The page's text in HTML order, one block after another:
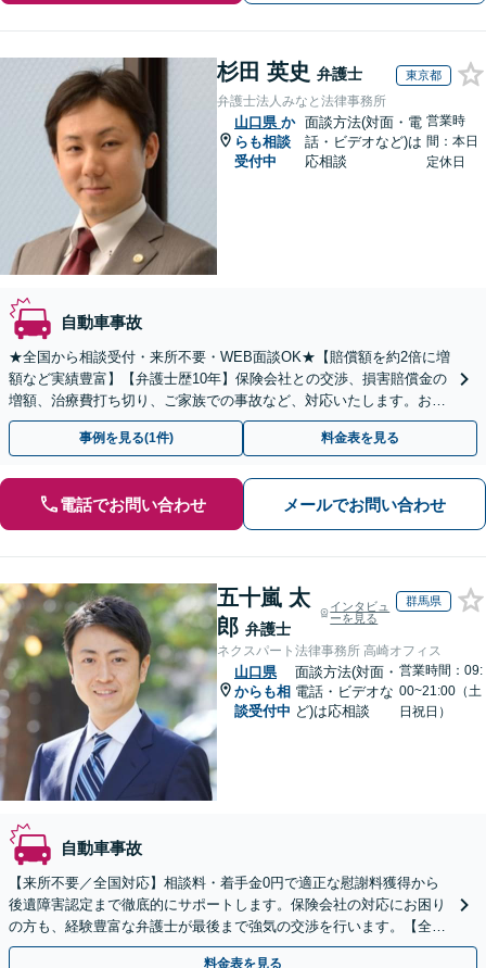
杉田 英史 弁護士 東京都
弁護士法人みなと法律事務所
山口県 か
らも相談
受付中
面談方法(対面・電
話・ビデオなど)は
応相談
営業時
間：本日
定休日
自動車事故
★全国から相談受付・来所不要・WEB面談OK★【賠償額を約2倍に増
額など実績豊富】【弁護士歴10年】保険会社との交渉、損害賠償金の
増額、治療費打ち切り、ご家族での事故など、対応いたします。お早
めにご相談ください【初回相談・着手金無料】
事例を見る(1件) 料金表を見る
電話でお問い合わせ メールでお問い合わせ
五十嵐 太
郎 弁護士
インタビュ
ーを見る
群馬県
ネクスパート法律事務所 高崎オフィス
山口県
からも相
談受付中
面談方法(対面・
電話・ビデオな
ど)は応相談
営業時間：09:
00~21:00（土
日祝日）
自動車事故
【来所不要／全国対応】相談料・着手金0円で適正な慰謝料獲得から
後遺障害認定まで徹底的にサポートします。保険会社の対応にお困り
の方も、経験豊富な弁護士が最後まで強気の交渉を行います。【全国
13拠点】お気軽にご相談ください。
料金表を見る